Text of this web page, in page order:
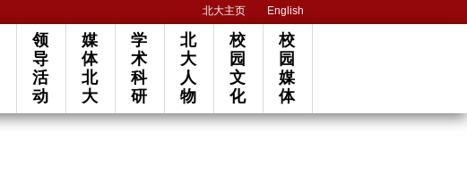
北大主页 English
领
导
活
动
媒
体
北
大
学
术
科
研
北
大
人
物
校
园
文
化
校
园
媒
体